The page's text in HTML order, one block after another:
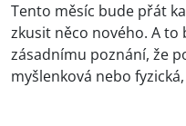
Tento měsíc bude přát
zkusit něco nového. A
zásadnímu poznání, že
myšlenková nebo